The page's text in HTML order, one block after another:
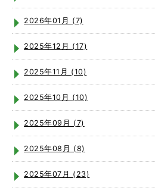
2026年01月 (7)
2025年12月 (17)
2025年11月 (10)
2025年10月 (10)
2025年09月 (7)
2025年08月 (8)
2025年07月 (23)